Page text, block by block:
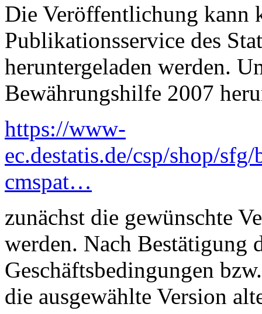
Die Veröffentlichung kann
Publikationsservice des
heruntergeladen werden.
Bewährungshilfe 2007
https://www-
ec.destatis.de/csp/shop/
cmspat…
zunächst die gewünschte
werden. Nach Bestätigung
Geschäftsbedingungen
die ausgewählte Version